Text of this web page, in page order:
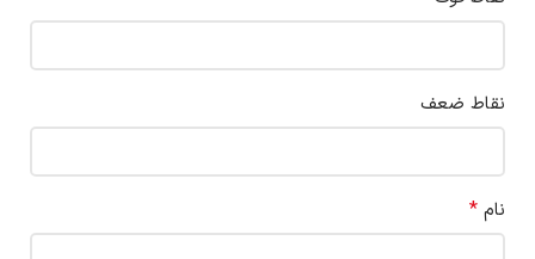
نقاط ضعف
نام *